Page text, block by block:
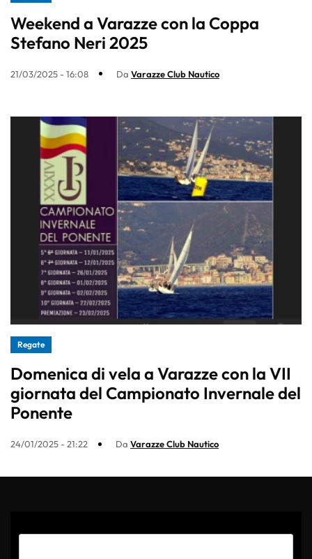
Weekend a Varazze con la Coppa
Stefano Neri 2025
21/03/2025 - 16:08 Da Varazze Club Nautico
Regate
Domenica di vela a Varazze con la VII
giornata del Campionato Invernale del
Ponente
24/01/2025 - 21:22 Da Varazze Club Nautico